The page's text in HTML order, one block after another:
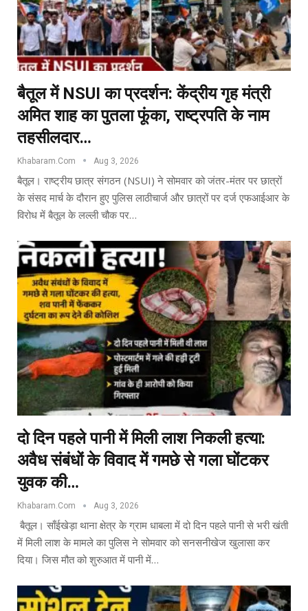
बैतूल में NSUI का प्रदर्शन: केंद्रीय गृह मंत्री
अमित शाह का पुतला फूंका, राष्ट्रपति के नाम
तहसीलदार…
Khabaram.Com Aug 3, 2026
बैतूल। राष्ट्रीय छात्र संगठन (NSUI) ने सोमवार को जंतर-मंतर पर छात्रों
के संसद मार्च के दौरान हुए पुलिस लाठीचार्ज और छात्रों पर दर्ज एफआईआर के
विरोध में बैतूल के लल्ली चौक पर…
दो दिन पहले पानी में मिली लाश निकली हत्या:
अवैध संबंधों के विवाद में गमछे से गला घोंटकर
युवक की…
Khabaram.Com Aug 3, 2026
बैतूल। साँईखेड़ा थाना क्षेत्र के ग्राम धाबला में दो दिन पहले पानी से भरी खंती
में मिली लाश के मामले का पुलिस ने सोमवार को सनसनीखेज खुलासा कर
दिया। जिस मौत को शुरुआत में पानी में…